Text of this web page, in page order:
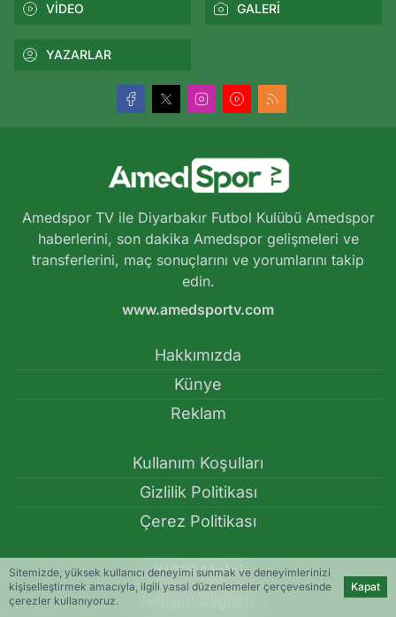
VİDEO GALERİ
YAZARLAR
Amedspor TV ile Diyarbakır Futbol Kulübü Amedspor
haberlerini, son dakika Amedspor gelişmeleri ve
transferlerini, maç sonuçlarını ve yorumlarını takip
edin.
www.amedsportv.com
Hakkımızda
Künye
Reklam
Kullanım Koşulları
Gizlilik Politikası
Çerez Politikası
KVKK Metni
Sitemizde, yüksek kullanıcı deneyimi sunmak ve deneyimlerinizi
kişiselleştirmek amacıyla, ilgili yasal düzenlemeler çerçevesinde
çerezler kullanıyoruz.
Kapat